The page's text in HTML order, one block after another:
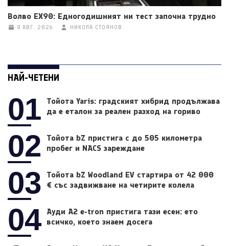
Волво EX90: Едногодишният ни тест започна трудно
8 АВГ. 2026 НИКОЛА СТОЯНОВ
НАЙ-ЧЕТЕНИ
01
Тойота Yaris: градският хибрид продължава
да е еталон за реален разход на гориво
02
Тойота bZ пристига с до 505 километра
пробег и NACS зареждане
03
Тойота bZ Woodland EV стартира от 42 000
€ със задвижване на четирите колела
04 Ауди A2 e-tron пристига тази есен: ето
всичко, което знаем досега